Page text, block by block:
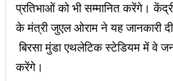
प्रतिभाओं को भी सम्मानित करेंगे।
के मंत्री जुएल ओराम ने यह जानकारी
बिरसा मुंडा एथलेटिक स्टेडियम में वे
करेंगे।